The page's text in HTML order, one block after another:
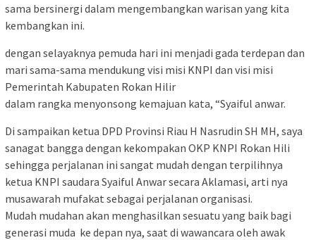
sama bersinergi dalam mengembangkan warisan yang kita
kembangkan ini.
dengan selayaknya pemuda hari ini menjadi gada terdepan dan
mari sama-sama mendukung visi misi KNPI dan visi misi
Pemerintah Kabupaten Rokan Hilir
dalam rangka menyonsong kemajuan kata, “Syaiful anwar.
Di sampaikan ketua DPD Provinsi Riau H Nasrudin SH MH, saya
sanagat bangga dengan kekompakan OKP KNPI Rokan Hili
sehingga perjalanan ini sangat mudah dengan terpilihnya
ketua KNPI saudara Syaiful Anwar secara Aklamasi, arti nya
musawarah mufakat sebagai perjalanan organisasi.
Mudah mudahan akan menghasilkan sesuatu yang baik bagi
generasi muda ke depan nya, saat di wawancara oleh awak